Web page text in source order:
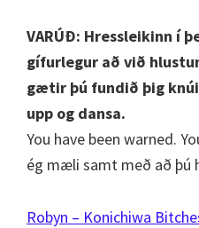
VARÚÐ: Hressleikinn í
gífurlegur að við
gætir þú fundið þig
upp og dansa.
You have been warned.
ég mæli samt með að þú
Robyn – Konichiwa